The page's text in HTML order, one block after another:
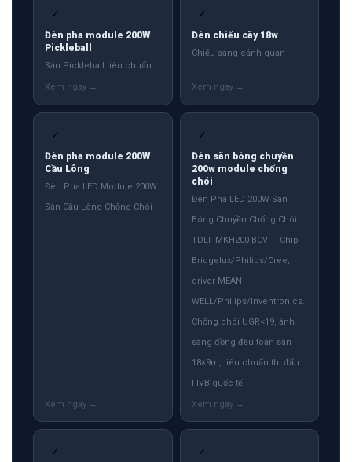
✓
Đèn pha module 200W
Pickleball
Sân Pickleball tiêu chuẩn
✓
Đèn chiếu cây 18w
Chiếu sáng cảnh quan
✓
Đèn pha module 200W
Cầu Lông
Đèn Pha LED Module 200W
Sân Cầu Lông Chống Chói
✓
Đèn sân bóng chuyền
200w module chống
chói
Đèn Pha LED 200W Sân
Bóng Chuyền Chống Chói
TDLF-MKH200-BCV — Chip
Bridgelux/Philips/Cree,
driver MEAN
WELL/Philips/Inventronics.
Chống chói UGR<19, ánh
sáng đồng đều toàn sân
18×9m, tiêu chuẩn thi đấu
FIVB quốc tế
✓ ✓